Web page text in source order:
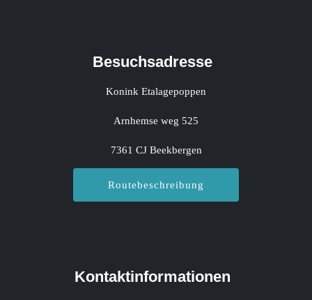
Besuchsadresse
Konink Etalagepoppen
Arnhemse weg 525
7361 CJ Beekbergen
Routebeschreibung
Kontaktinformationen